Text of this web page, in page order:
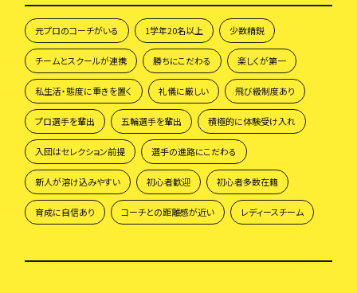
元プロのコーチがいる 1学年20名以上 少数精鋭
チームとスクールが連携 勝ちにこだわる 楽しくが第一
私生活・態度に重きを置く 礼儀に厳しい 飛び級制度あり
プロ選手を輩出 五輪選手を輩出 積極的に体験受け入れ
入団はセレクション前提 選手の進路にこだわる
新人が溶け込みやすい 初心者歓迎 初心者多数在籍
育成に自信あり コーチとの距離感が近い レディースチーム